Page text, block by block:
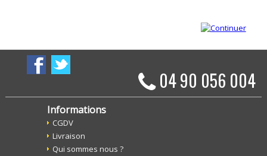
04 90 056 004
Informations
CGDV
Livraison
Qui sommes nous ?